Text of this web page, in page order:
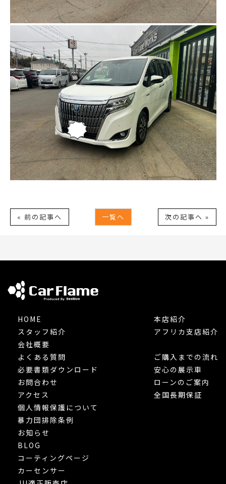
« 前の記事へ 一覧へ 次の記事へ »
HOME
スタッフ紹介
会社概要
本店紹介
アフリカ支店紹介
よくある質問
必要書類ダウンロード
お問合わせ
アクセス
個人情報保護について
暴力団排除条例
お知らせ
BLOG
ご購入までの流れ
安心の展示車
ローンのご案内
全国長期保証
コーティングページ
カーセンサー